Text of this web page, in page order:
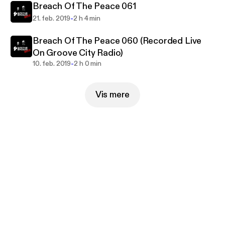
Breach Of The Peace 061
21. feb. 2019-2 h 4 min
Breach Of The Peace 060 (Recorded Live
On Groove City Radio)
10. feb. 2019-2 h 0 min
Vis mere